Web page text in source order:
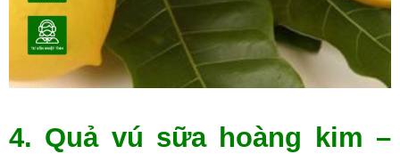
4. Quả vú sữa hoàng kim –